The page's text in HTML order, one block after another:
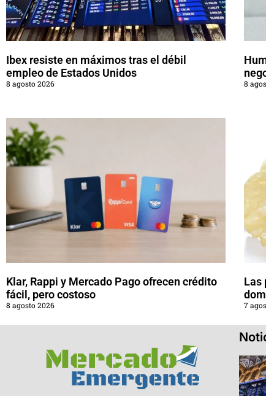
Ibex resiste en máximos tras el débil
empleo de Estados Unidos
8 agosto 2026 8
Klar, Rappi y Mercado Pago ofrecen crédito
fácil, pero costoso
8 agosto 2026
Las
7